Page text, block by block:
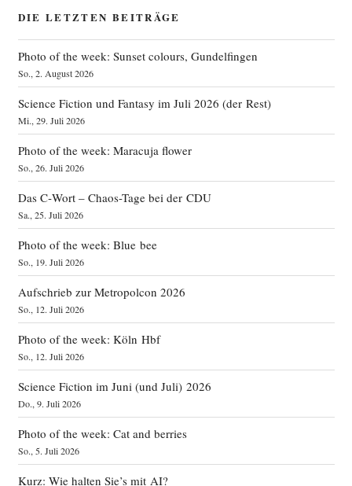
DIE LETZTEN BEITRÄGE
Photo of the week: Sunset colours, Gundelfingen
So., 2. August 2026
Science Fiction und Fantasy im Juli 2026 (der Rest)
Mi., 29. Juli 2026
Photo of the week: Maracuja flower
So., 26. Juli 2026
Das C‑Wort – Chaos-Tage bei der CDU
Sa., 25. Juli 2026
Photo of the week: Blue bee
So., 19. Juli 2026
Aufschrieb zur Metropolcon 2026
So., 12. Juli 2026
Photo of the week: Köln Hbf
So., 12. Juli 2026
Science Fiction im Juni (und Juli) 2026
Do., 9. Juli 2026
Photo of the week: Cat and berries
So., 5. Juli 2026
Kurz: Wie halten Sie’s mit AI?